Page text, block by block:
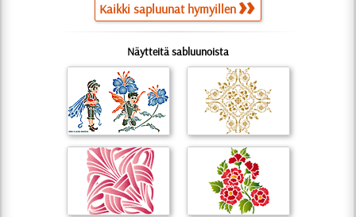
Kaikki sapluunat hymyillen
Näytteitä sabluunoista